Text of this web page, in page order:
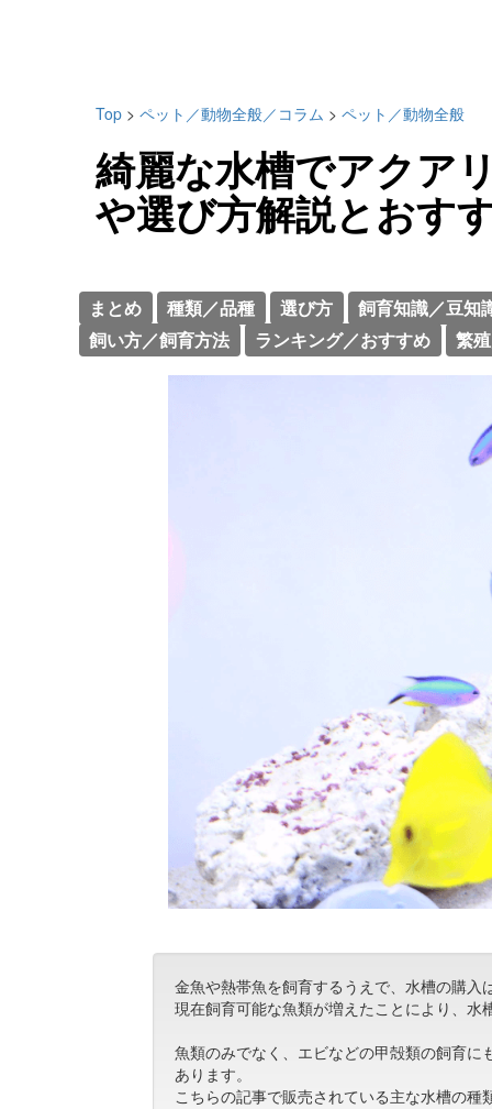
Top > ペット／動物全般／コラム > ペット／動物全般
綺麗な水槽でアクア
や選び方解説とおす
まとめ 種類／品種 選び方
飼育知識／豆知
飼い方／飼育方法
ランキング／おすすめ 繁
金魚や熱帯魚を飼育するうえで、水槽の購
現在飼育可能な魚類が増えたことにより、
魚類のみでなく、エビなどの甲殻類の飼育
あります。
こちらの記事で販売されている主な水槽の